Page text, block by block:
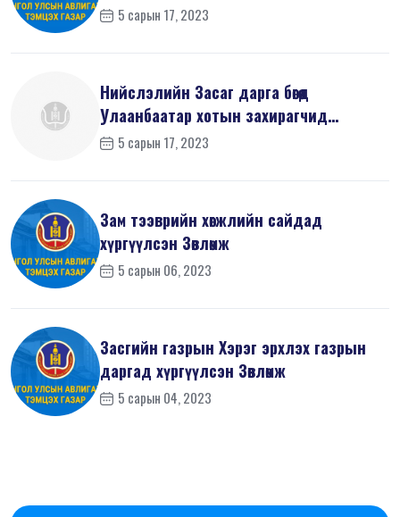
5 сарын 17, 2023
Нийслэлийн Засаг дарга бөгөөд
Улаанбаатар хотын захирагчид
хүргүүлсэн ...
5 сарын 17, 2023
Зам тээврийн хөгжлийн сайдад
хүргүүлсэн Зөвлөмж
5 сарын 06, 2023
Засгийн газрын Хэрэг эрхлэх газрын
даргад хүргүүлсэн Зөвлөмж
5 сарын 04, 2023